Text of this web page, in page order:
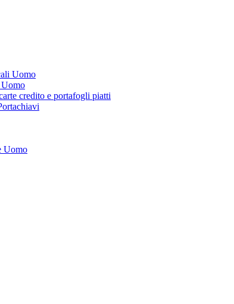
Uomo
credito e portafogli piatti
Uomo